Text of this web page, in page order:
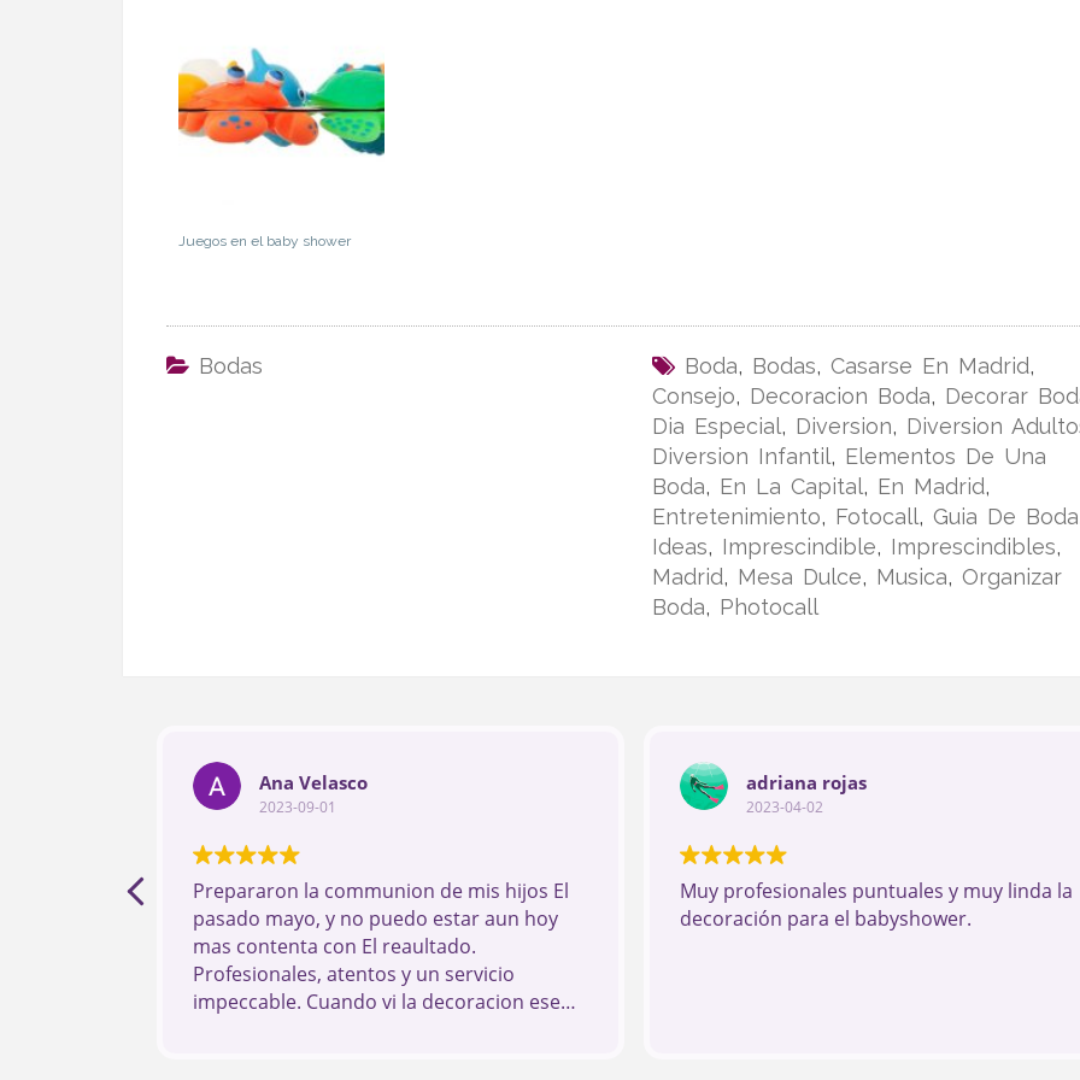
Juegos en el baby shower
Bodas Boda, Bodas, Casarse En Madrid,
Consejo, Decoracion Boda, Decorar
Dia Especial, Diversion, Diversion
Diversion Infantil, Elementos De Una
Boda, En La Capital, En Madrid,
Entretenimiento, Fotocall, Guia De Boda
Ideas, Imprescindible, Imprescindibles,
Madrid, Mesa Dulce, Musica, Organizar
Boda, Photocall
Ana Velasco
2023-09-01
Prepararon la communion de mis hijos El
pasado mayo, y no puedo estar aun hoy
mas contenta con El reaultado.
Profesionales, atentos y un servicio
impeccable. Cuando vi la decoracion ese
adriana rojas
2023-04-02
Muy profesionales puntuales y muy linda la
decoración para el babyshower.